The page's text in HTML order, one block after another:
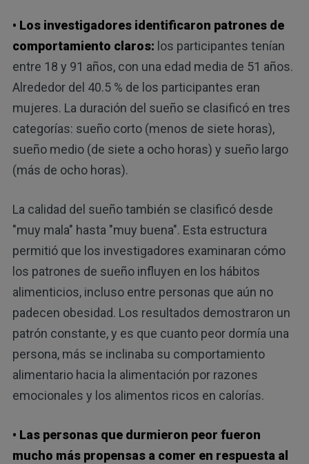
• Los investigadores identificaron patrones de
comportamiento claros: los participantes tenían
entre 18 y 91 años, con una edad media de 51 años.
Alrededor del 40.5 % de los participantes eran
mujeres. La duración del sueño se clasificó en tres
categorías: sueño corto (menos de siete horas),
sueño medio (de siete a ocho horas) y sueño largo
(más de ocho horas).
La calidad del sueño también se clasificó desde
"muy mala" hasta "muy buena". Esta estructura
permitió que los investigadores examinaran cómo
los patrones de sueño influyen en los hábitos
alimenticios, incluso entre personas que aún no
padecen obesidad. Los resultados demostraron un
patrón constante, y es que cuanto peor dormía una
persona, más se inclinaba su comportamiento
alimentario hacia la alimentación por razones
emocionales y los alimentos ricos en calorías.
• Las personas que durmieron peor fueron
mucho más propensas a comer en respuesta al